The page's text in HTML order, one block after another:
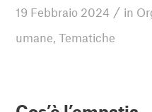
19 Febbraio 2024 / in
umane ,Tematiche